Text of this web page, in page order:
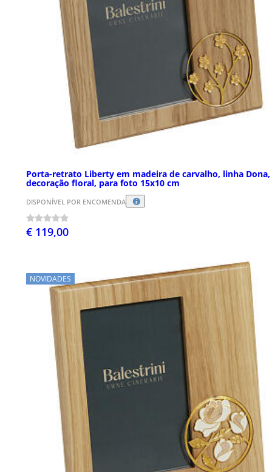
Porta-retrato Liberty em madeira de carvalho, linha Dona,
decoração floral, para foto 15x10 cm
DISPONÍVEL POR ENCOMENDA
€ 119,00
NOVIDADES